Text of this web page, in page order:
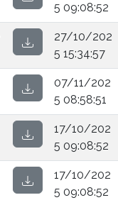
5 09:08:52
27/10/202
5 15:34:57
07/11/202
5 08:58:51
17/10/202
5 09:08:52
17/10/202
5 09:08:52